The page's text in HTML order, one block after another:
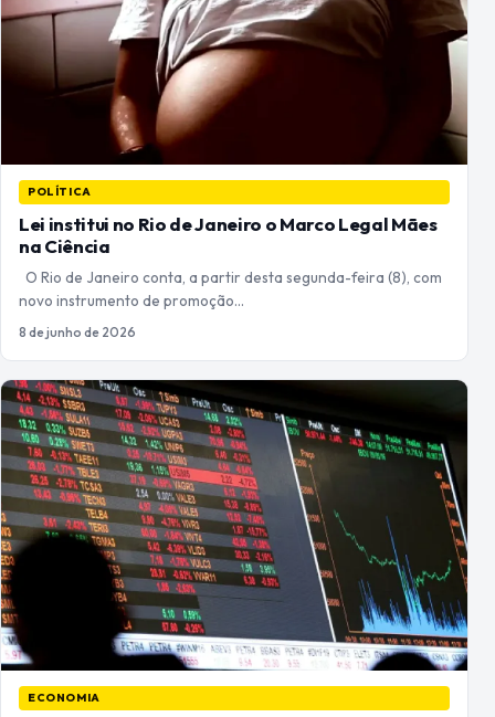
POLÍTICA
Lei institui no Rio de Janeiro o Marco Legal Mães
na Ciência
O Rio de Janeiro conta, a partir desta segunda-feira (8), com
novo instrumento de promoção…
8 de junho de 2026
ECONOMIA